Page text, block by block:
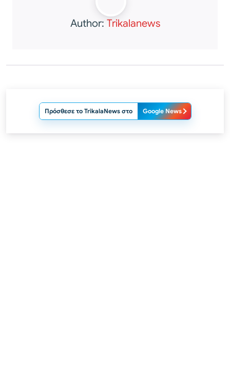
Author: Trikalanews
Πρόσθεσε το TrikalaNews στο Google News